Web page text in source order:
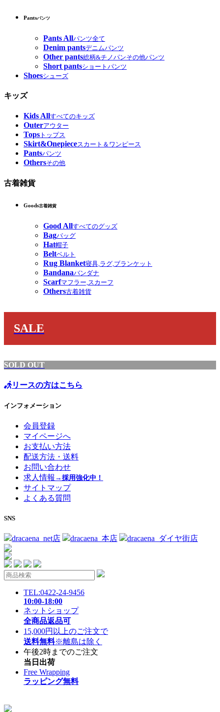
Pantsパンツ
Pants Allパンツ全て
Denim pantsデニムパンツ
Other pants総柄&チノパンその他パンツ
Short pantsショートパンツ
Shoesシューズ
キッズ
Kids Allすべてのキッズ
Outerアウター
Tops トップス
Skirt&Onepieceスカート＆ワンピース
Pantsパンツ
Othersその他
古着雑貨
Goods古着雑貨
Good Allすべてのグッズ
Bagバッグ
Hat帽子
Beltベルト
Rug Blanket寝具,ラグ,ブランケット
Bandanaバンダナ
Scarfマフラー,スカーフ
Others古着雑貨
SALE
SOLD OUT
リースの方はこちら
インフォメーション
会員登録
マイページへ
お支払い方法
配送方法・送料
お問い合わせ
求人情報 →採用強化中！
サイトマップ
よくある質問
SNS
dracaena_net店 dracaena_本店 dracaena_ダイヤ街店
TEL:0422-24-9456
10:00-18:00
ネットショップ
全商品返品可
15,000円以上のご注文で
送料無料※離島は除く
午後2時までのご注文
当日出荷
Free Wrapping
ラッピング無料